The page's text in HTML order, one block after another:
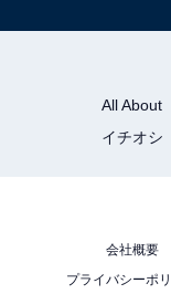
どのカラーも洗
All About
イチオシ
会社概要
プライバシーポ